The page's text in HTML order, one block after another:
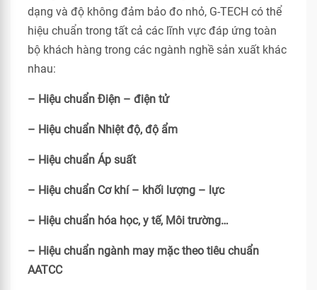
dạng và độ không đảm bảo đo nhỏ, G-TECH có thể
hiệu chuẩn trong tất cả các lĩnh vực đáp ứng toàn
bộ khách hàng trong các ngành nghề sản xuất khác
nhau:
– Hiệu chuẩn Điện – điện tử
– Hiệu chuẩn Nhiệt độ, độ ẩm
– Hiệu chuẩn Áp suất
– Hiệu chuẩn Cơ khí – khối lượng – lực
– Hiệu chuẩn hóa học, y tế, Môi trường…
– Hiệu chuẩn ngành may mặc theo tiêu chuẩn
AATCC